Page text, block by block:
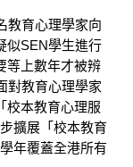
教育心理學家向
似SEN學生進行
等上數年才被辨
對教育心理學家
校本教育心理服
擴展「校本教育
年覆蓋全港所有